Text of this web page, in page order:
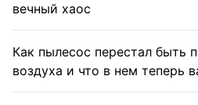
вечный хаос
Как пылесос перестал быть
воздуха и что в нем теперь